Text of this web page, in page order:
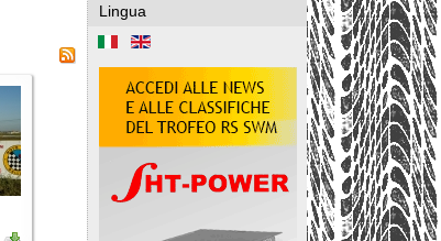
Lingua